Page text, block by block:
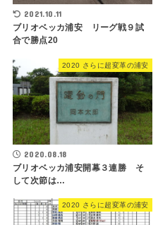
2021.10.11
ブリオベッカ浦安 リーグ戦９試
合で勝点20
2020 さらに超変革の浦安
2020.08.18
ブリオベッカ浦安開幕３連勝 そ
して次節は…
2020 さらに超変革の浦安